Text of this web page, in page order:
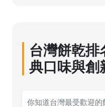
台灣餅乾排
典口味與創
你知道台灣最受歡迎的